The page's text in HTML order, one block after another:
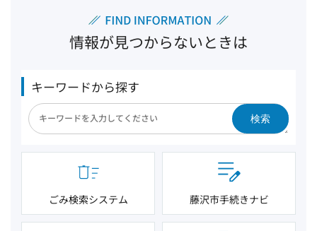
情報が見つからないときは
キーワードから探す
検索
ごみ検索システム 藤沢市手続きナビ